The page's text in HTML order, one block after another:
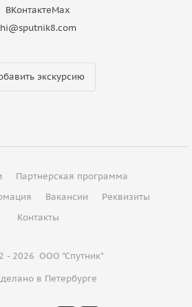
ВКонтактеMax
hi@sputnik8.com
экскурсию
Партнерская программа
Вакансии
Реквизиты
Контакты
- 2026 ООО "Спутник"
в Петербурге